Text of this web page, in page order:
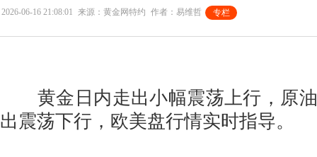
2026-06-16 21:08:01 来源：黄金网特约 作者：易维哲 专栏
专栏
黄金日内走出小幅震荡上行，原油
出震荡下行，欧美盘行情实时指导。